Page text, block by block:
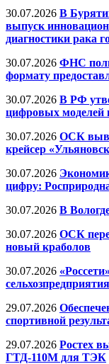
30.07.2026 В
выпуск
диагностики рака
30.07.2026 ФНС
формату
30.07.2026 В РФ
цифровых моделей
30.07.2026 ОСК
крейсер
30.07.2026
цифру:
30.07.2026 В
30.07.2026 ОСК
новый краболов
30.07.2026
29.07.2026
спортивной
29.07.2026 Ростех
ГТД-110М для ТЭК